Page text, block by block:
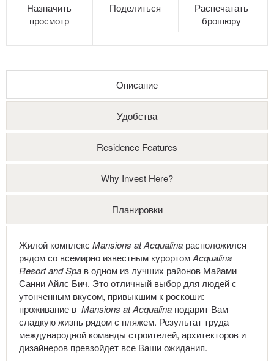
Назначить
просмотр
Поделиться
Распечатать
брошюру
Описание
Удобства
Residence Features
Why Invest Here?
Планировки
Жилой комплекс Mansions atAcqualina расположился
рядом со всемирно известным курортомAcqualina
ResortandSpa в одном из лучших районов Майами
Санни Айлс Бич. Это отличный выбор для людей с
утонченным вкусом, привыкшим к роскоши:
проживание в Mansions atAcqualina подарит Вам
сладкую жизнь рядом с пляжем. Результат труда
международной команды строителей, архитекторов и
дизайнеров превзойдет все Ваши ожидания.